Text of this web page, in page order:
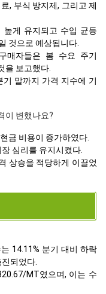
, 부식 방지제, 그리고 제
높게 유지되고 수입 균등
것으로 예상됩니다.
매자들은 봄 수요 주기
을 보고했다.
말까지 가격 지수에 기
이 변했나요?
금 비용이 증가하였다.
심리를 유지시켰다.
상승을 적당하게 이끌었
14.11% 분기 대비 하락
되었다.
MT였으며, 이는 수